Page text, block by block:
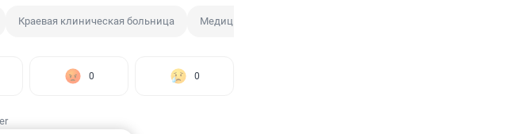
Краевая клиническая больница Медицина
0 0